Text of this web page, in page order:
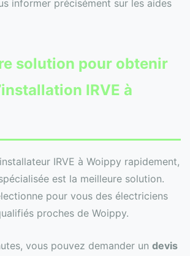
informer précisément sur les aides
solution pour obtenir
IRVE à
IRVE à Woippy rapidement,
est la meilleure solution.
pour vous des électriciens
proches de Woippy.
vous pouvez demander un devis